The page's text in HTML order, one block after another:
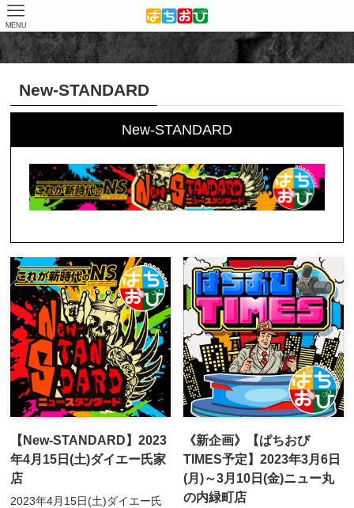
MENU
ホーム 取材結果 New-STANDARD
New-STANDARD
New-STANDARD
【New-STANDARD】2023
年4月15日(土)ダイエー氏家
店
2023年4月15日(土)ダイエー氏
《新企画》【ぱちおび
TIMES予定】2023年3月6日
(月)～3月10日(金)ニュー丸
の内緑町店